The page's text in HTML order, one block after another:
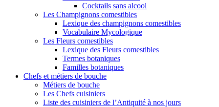
Cocktails sans alcool
Les Champignons comestibles
Lexique des champignons comestibles
Vocabulaire Mycologique
Les Fleurs comestibles
Lexique des Fleurs comestibles
Termes botaniques
Familles botaniques
Chefs et métiers de bouche
Métiers de bouche
Les Chefs cuisiniers
Liste des cuisiniers de l’Antiquité à nos jours